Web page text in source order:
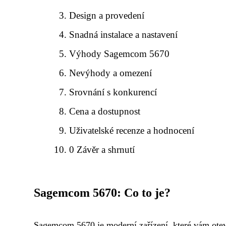
Design a provedení
Snadná instalace a nastavení
Výhody Sagemcom 5670
Nevýhody a omezení
Srovnání s konkurencí
Cena a dostupnost
Uživatelské recenze a hodnocení
0 Závěr a shrnutí
Sagemcom 5670: Co to je?